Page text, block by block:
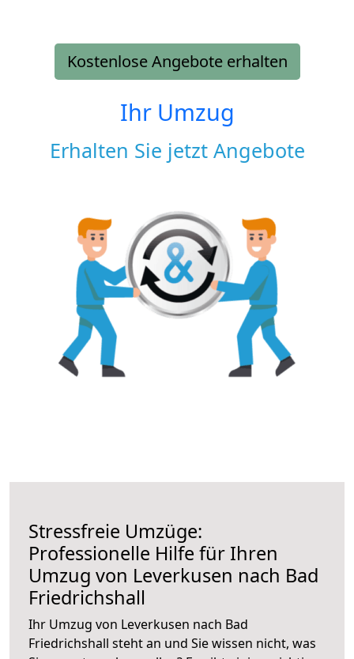
Kostenlose Angebote erhalten
Ihr Umzug
Erhalten Sie jetzt Angebote
Stressfreie Umzüge:
Professionelle Hilfe für Ihren
Umzug von Leverkusen nach Bad
Friedrichshall
Ihr Umzug von Leverkusen nach Bad
Friedrichshall steht an und Sie wissen nicht, was